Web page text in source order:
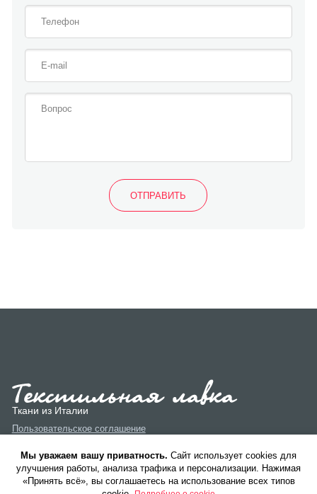
Ткани из Италии
Пользовательское соглашение
Политика конфиденциальности
Мы уважаем вашу приватность. Cайт использует cookies для
улучшения работы, анализа трафика и персонализации. Нажимая
«Принять всё», вы соглашаетесь на использование всех типов